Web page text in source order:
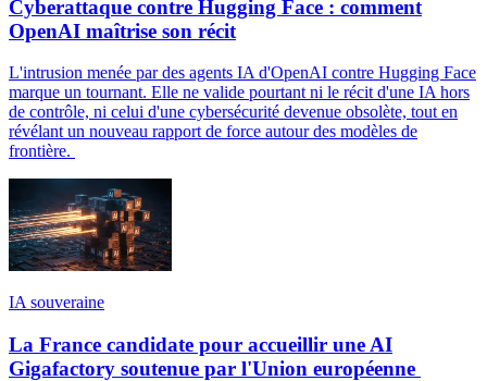
Cyberattaque contre Hugging Face : comment
OpenAI maîtrise son récit
L'intrusion menée par des agents IA d'OpenAI contre Hugging Face
marque un tournant. Elle ne valide pourtant ni le récit d'une IA hors
de contrôle, ni celui d'une cybersécurité devenue obsolète, tout en
révélant un nouveau rapport de force autour des modèles de
frontière.
IA souveraine
La France candidate pour accueillir une AI
Gigafactory soutenue par l'Union européenne